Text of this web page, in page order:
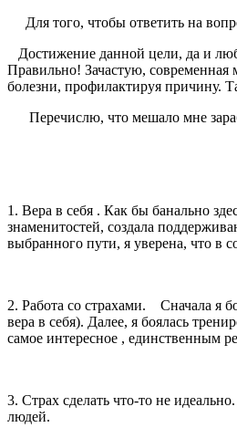
Для того, чтобы ответить на
Достижение данной цели, да и
Правильно! Зачастую, современная
болезни, профилактируя причину.
Перечислю, что мешало мне
1. Вера в себя . Как бы банально
знаменитостей, создала
выбранного пути, я уверена, что в
2. Работа со страхами. Сначала я
вера в себя). Далее, я боялась
самое интересное , единственным
3. Страх сделать что-то не
людей.